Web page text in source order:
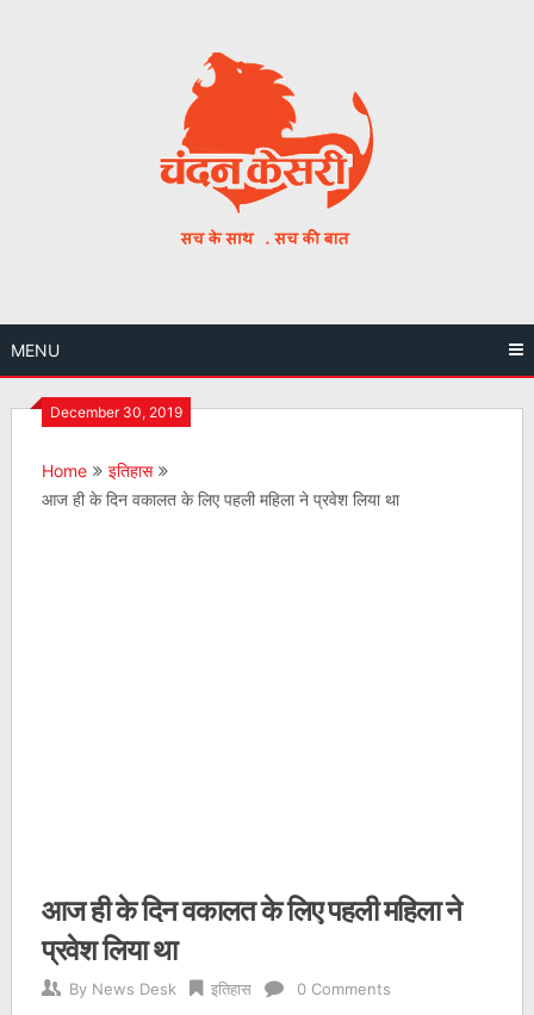
MENU
December 30, 2019
Home
इतिहास
आज ही के दिन वकालत के लिए पहली महिला ने प्रवेश लिया था
आज ही के दिन वकालत के लिए पहली महिला ने
प्रवेश लिया था
By News Desk इतिहास 0 Comments